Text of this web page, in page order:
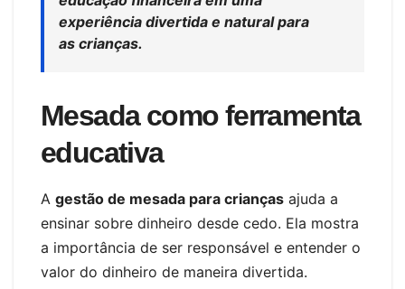
experiência divertida e natural para
as crianças.
Mesada como ferramenta
educativa
A gestão de mesada para crianças ajuda a
ensinar sobre dinheiro desde cedo. Ela mostra
a importância de ser responsável e entender o
valor do dinheiro de maneira divertida.